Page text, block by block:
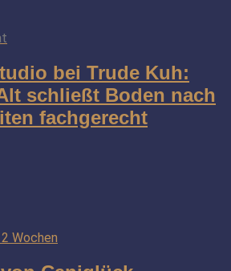
bei Trude Kuh:
schließt Boden nach
fachgerecht
Wochen